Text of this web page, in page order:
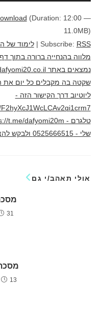
(Duration: 12:00 —
11.0MB)
Subscribe: RSS
|
מלווה בהנחייה ברורה בתוך
שקטה בה מקבלים כל יום את
ליוטיוב דרך הקישור הזה -
שלי - 0525666515 ולבקש להצטרף לקבוצה לימוד מהנה יוני גוטמן
אולי תאהב/י גם
31 בינואר 2023
13 בפברואר 2023